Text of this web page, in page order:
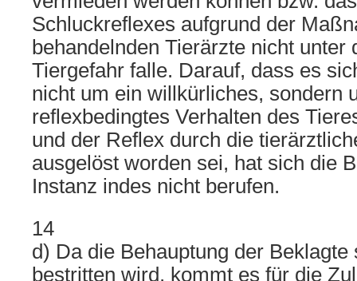
Schluckreflexes aufgrund der
behandelnden Tierärzte nicht unter
Tiergefahr falle. Darauf, dass es
nicht um ein willkürliches, sondern
reflexbedingtes Verhalten des
und der Reflex durch die
ausgelöst worden sei, hat sich die
Instanz indes nicht berufen.
14
d) Da die Behauptung der
bestritten wird, kommt es für die